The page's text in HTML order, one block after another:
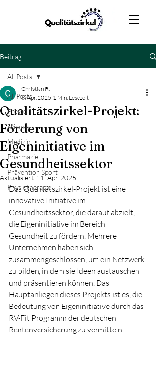
Beitrag
All Posts
Presse
Science
Medizin
Pharmazie
Prävention Sport
Physiotherapie
All Posts
Qualitätszirkel-Projekt:
Förderung von
Eigeninitiative im
Gesundheitssektor
Christian R.
6. Apr. 2025 1 Min. Lesezeit
Aktualisiert: 11. Apr. 2025
Das Qualitätszirkel-Projekt ist eine
innovative Initiative im
Gesundheitssektor, die darauf abzielt,
die Eigeninitiative im Bereich
Gesundheit zu fördern. Mehrere
Unternehmen haben sich
zusammengeschlossen, um ein Netzwerk
zu bilden, in dem sie Ideen austauschen
und präsentieren können. Das
Hauptanliegen dieses Projekts ist es, die
Bedeutung von Eigeninitiative durch das
RV-Fit Programm der deutschen
Rentenversicherung zu vermitteln.